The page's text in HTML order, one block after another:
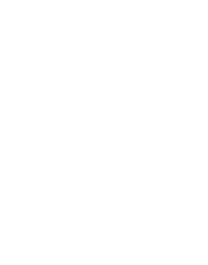
অধ্যাপক (পিডিয়াট্রিক্স) পদে
পেলেন মানবিক চিকিৎসক